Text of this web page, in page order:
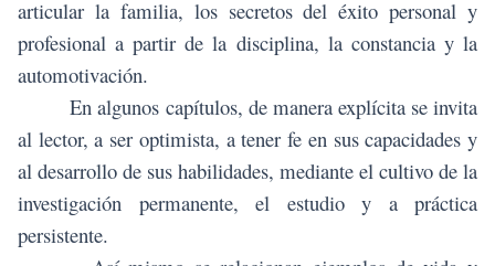
articular la familia, los secretos del éxito personal y
profesional a partir de la disciplina, la constancia y la
automotivación.
En algunos capítulos, de manera explícita se invita
al lector, a ser optimista, a tener fe en sus capacidades y
al desarrollo de sus habilidades, mediante el cultivo de la
investigación permanente, el estudio y a práctica
persistente.